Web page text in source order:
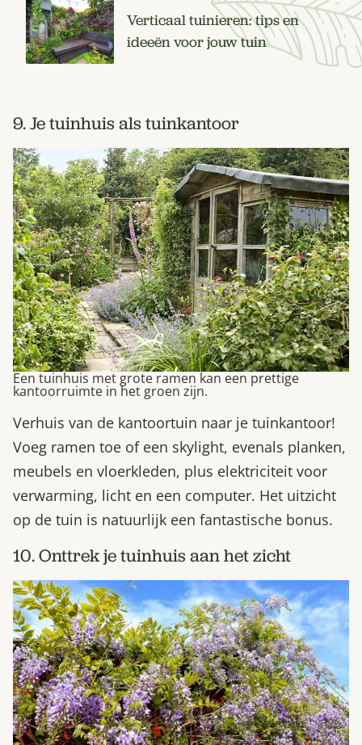
Verticaal tuinieren: tips en
ideeën voor jouw tuin
9. Je tuinhuis als tuinkantoor
Een tuinhuis met grote ramen kan een prettige
kantoorruimte in het groen zijn.
Verhuis van de kantoortuin naar je tuinkantoor!
Voeg ramen toe of een skylight, evenals planken,
meubels en vloerkleden, plus elektriciteit voor
verwarming, licht en een computer. Het uitzicht
op de tuin is natuurlijk een fantastische bonus.
10. Onttrek je tuinhuis aan het zicht